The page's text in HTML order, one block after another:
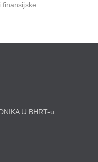
finansijske
U BHRT-u